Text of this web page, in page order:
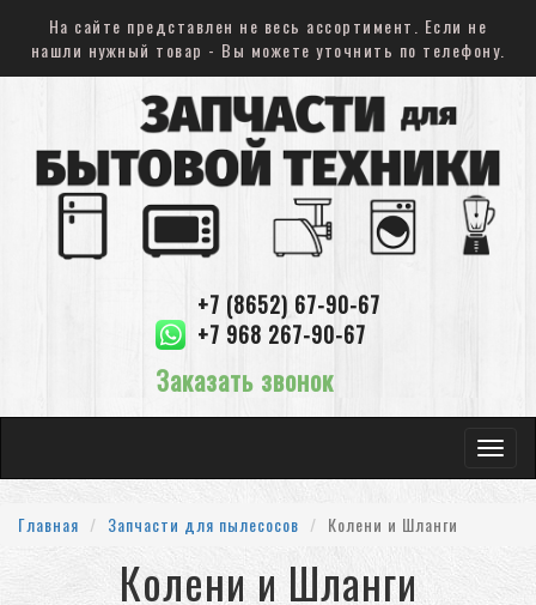
На сайте представлен не весь ассортимент. Если не
нашли нужный товар - Вы можете уточнить по телефону.
+7 (8652) 67-90-67
+7 968 267-90-67
Заказать звонок
Toggle
Главная
Запчасти для пылесосов Колени и Шланги
Колени и Шланги